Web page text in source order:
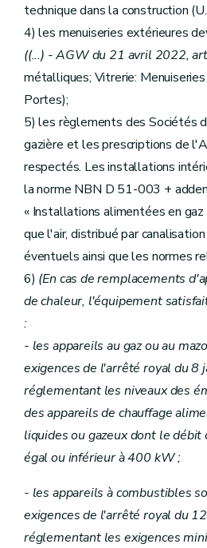
technique dans la construction
4) les menuiseries extérieures
((...) - AGW du 21 avril 2022,
métalliques; Vitrerie:
Portes);
5) les règlements des Sociétés
gazière et les prescriptions de
respectés. Les installations
la norme NBN D 51-003 +
« Installations alimentées en
que l'air, distribué par
éventuels ainsi que les normes
6) (En cas de remplacements
de chaleur, l'équipement
:
- les appareils au gaz ou au
exigences de l'arrêté royal du 8
réglementant les niveaux des
des appareils de chauffage
liquides ou gazeux dont le
égal ou inférieur à 400 kW ;
- les appareils à combustibles
exigences de l'arrêté royal du
réglementant les exigences